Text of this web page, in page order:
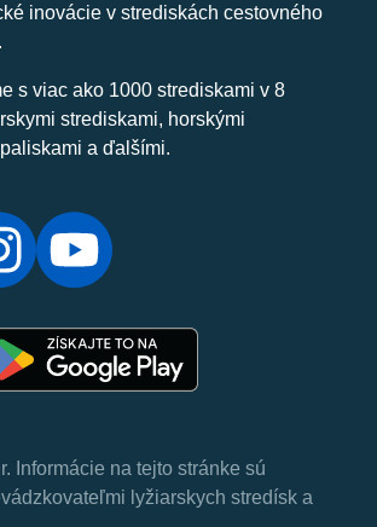
inovácie v strediskách cestovného
s viac ako 1000 strediskami v 8
strediskami, horskými
a ďalšími.
Informácie na tejto stránke sú
lyžiarskych stredísk a